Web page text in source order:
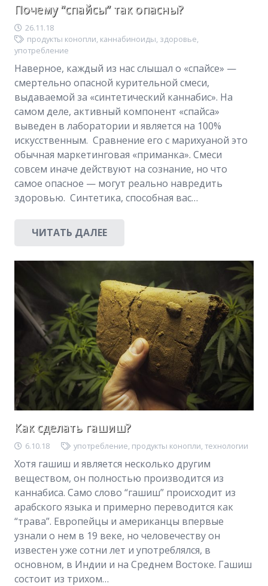
Почему “спайсы” так опасны?
26.11.18
продукты конопли, каннабиноиды, здоровье,
употребление
Наверное, каждый из нас слышал о «спайсе» —
смертельно опасной курительной смеси,
выдаваемой за «синтетический каннабис». На
самом деле, активный компонент «спайса»
выведен в лаборатории и является на 100%
искусственным. Сравнение его с марихуаной это
обычная маркетинговая «приманка». Смеси
совсем иначе действуют на сознание, но что
самое опасное — могут реально навредить
здоровью. Синтетика, способная вас…
ЧИТАТЬ ДАЛЕЕ
Как сделать гашиш?
6.10.18 употребление продукты конопли ,технологии
Хотя гашиш и является несколько другим
веществом, он полностью производится из
каннабиса. Само слово “гашиш” происходит из
арабского языка и примерно переводится как
“трава”. Европейцы и американцы впервые
узнали о нем в 19 веке, но человечеству он
известен уже сотни лет и употреблялся, в
основном, в Индии и на Среднем Востоке. Гашиш
состоит из трихом…